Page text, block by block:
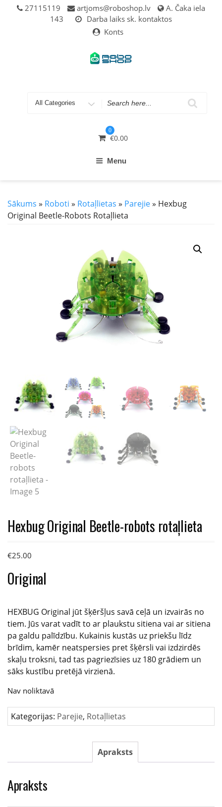
27115119 artjoms@roboshop.lv
A. Čaka iela
143
Darba laiks sk. kontaktos
Konts
Search
0
€0.00
Menu
Sākums » Roboti » Rotaļlietas » Parejie» Hexbug
Original Beetle-Robots Rotaļlieta
Hexbug Original Beetle-robots rotaļlieta
€25.00
Original
HEXBUG Original jūt šķēršļus savā ceļā un izvairās no
tiem. Jūs varat vadīt to ar plaukstu sitiena vai ar sitiena
pa galdu palīdzību. Kukainis kustās uz priekšu līdz
brīdim, kamēr neatspersies pret šķērsli vai izdzirdēs
skaļu troksni, tad tas pagriezīsies uz 180 grādiem un
sāks kustību pretējā virzienā.
Nav noliktavā
Kategorijas: Parejie, Rotaļlietas
Apraksts
Apraksts